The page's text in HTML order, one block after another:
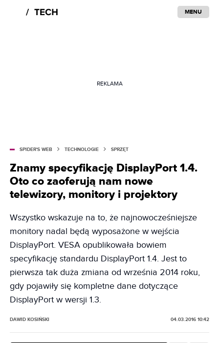
MENU
REKLAMA
SPIDER'S WEB TECHNOLOGIE SPRZĘT
Znamy specyfikację DisplayPort 1.4.
Oto co zaoferują nam nowe
telewizory, monitory i projektory
Wszystko wskazuje na to, że najnowocześniejsze
monitory nadal będą wyposażone w wejścia
DisplayPort. VESA opublikowała bowiem
specyfikację standardu DisplayPort 1.4. Jest to
pierwsza tak duża zmiana od września 2014 roku,
gdy pojawiły się kompletne dane dotyczące
DisplayPort w wersji 1.3.
DAWID KOSIŃSKI 04.03.2016 10:42